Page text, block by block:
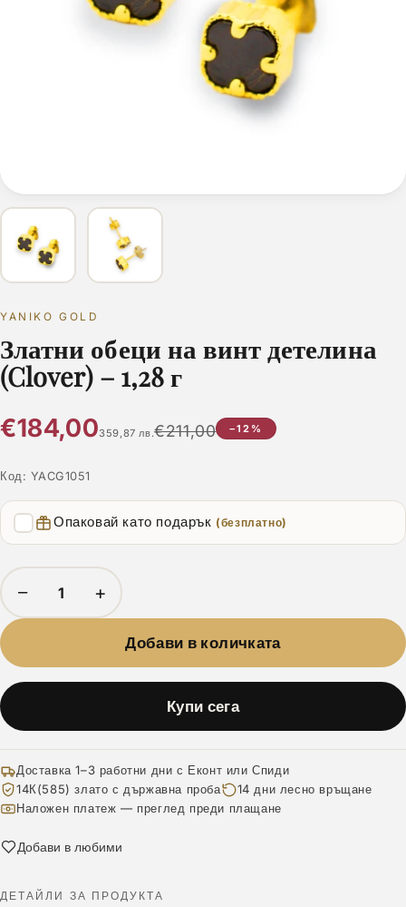
YANIKO GOLD
Златни обеци на винт детелина
(Clover) – 1,28 г
€184,00359,87 лв.€211,00 −12%
Код: YACG1051
Опаковай като подарък (безплатно)
− +
Добави в количката
Купи сега
Доставка 1–3 работни дни с Еконт или Спиди
14К(585) злато с държавна проба
14 дни лесно връщане
Наложен платеж — преглед преди плащане
Добави в любими
ДЕТАЙЛИ ЗА ПРОДУКТА